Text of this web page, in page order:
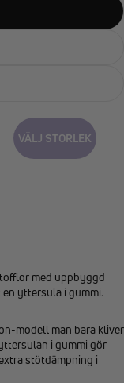
VÄLJ STORLEK
med uppbyggd
yttersula i gummi.
modell man bara kliver
i gummi gör
stötdämpning i